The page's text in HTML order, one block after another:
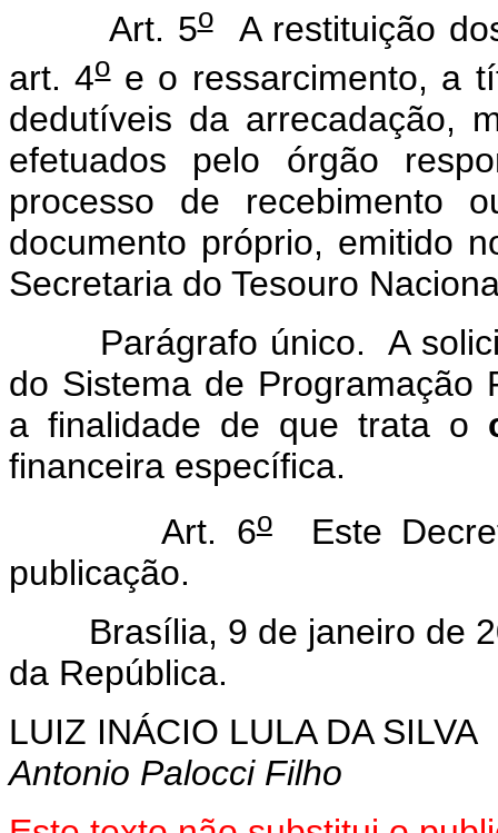
Art. 5oA restituição
art. 4oe o ressarcimento, a
dedutíveis da arrecadação,
efetuados pelo órgão
processo de recebimento
documento próprio, emitido
Secretaria do Tesouro
Parágrafo único. A
do Sistema de Programação
a finalidade de que trata o
financeira específica.
Art. 6oEste
publicação.
Brasília, 9 de janeiro de
da República.
LUIZ INÁCIO LULA DA SILVA
Antonio Palocci Filho